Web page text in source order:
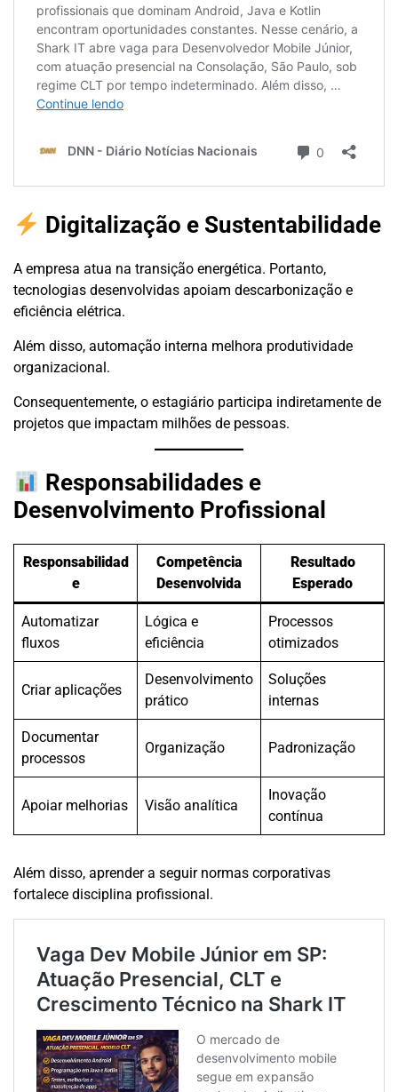
Digitalização e Sustentabilidade
A empresa atua na transição energética. Portanto,
tecnologias desenvolvidas apoiam descarbonização e
eficiência elétrica.
Além disso, automação interna melhora produtividade
organizacional.
Consequentemente, o estagiário participa indiretamente de
projetos que impactam milhões de pessoas.
Responsabilidades e
Desenvolvimento Profissional
Responsabilidad
e
Competência
Desenvolvida
Resultado
Esperado
Automatizar
fluxos
Lógica e
eficiência
Processos
otimizados
Criar aplicações
Desenvolvimento
prático
Soluções
internas
Documentar
processos
Organização Padronização
Apoiar melhorias Visão analítica
Inovação
contínua
Além disso, aprender a seguir normas corporativas
fortalece disciplina profissional.